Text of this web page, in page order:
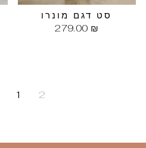
סט דגם מונרו
279.00 ₪
1 2